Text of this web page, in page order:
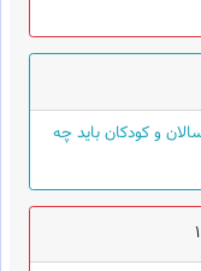
و کودکان باید چه